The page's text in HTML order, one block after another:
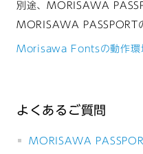
別途、MORISAWA
MORISAWA PASSPORT
Morisawa Fontsの動作環
よくあるご質問
MORISAWA